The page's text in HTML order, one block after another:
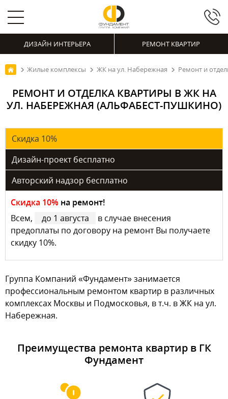
ДИЗАЙН ИНТЕРЬЕРА РЕМОНТ КВАРТИР
Жилые комплексы ЖК на ул. Набережная Ремонт и
РЕМОНТ И ОТДЕЛКА КВАРТИРЫ В ЖК НА
УЛ. НАБЕРЕЖНАЯ (АЛЬФАБЕСТ-ПУШКИНО)
Скидка 10%
Дизайн-проект бесплатно
Авторский надзор бесплатно
Скидка 10% на ремонт!
Всем,
до 1 августа
в случае внесения
предоплаты по договору на ремонт Вы получаете
скидку 10%.
Группа Компаний «Фундамент» занимается
профессиональным ремонтом квартир в различных
комплексах Москвы и Подмосковья, в т.ч. в ЖК на ул.
Набережная.
Преимущества ремонта квартир в ГК
Фундамент